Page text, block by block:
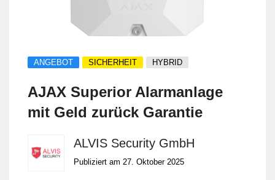
ANGEBOT SICHERHEIT HYBRID
AJAX Superior Alarmanlage
mit Geld zurück Garantie
ALVIS Security GmbH
Publiziert am 27. Oktober 2025